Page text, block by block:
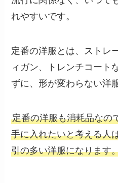
れやすいです。
定番の洋服とは、ストレ
ィガン、トレンチコート
ずに、形が変わらない洋
定番の洋服も消耗品なの
手に入れたいと考える人
引の多い洋服になります